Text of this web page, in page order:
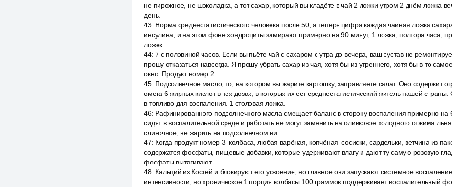
не пирожное, не шоколадка, а тот сахар, который вы кладёте в чай 2 ложки утром 2 днём ложка
день.
43: Норма среднестатистического человека после 50, а теперь цифра каждая чайная ложка
инсулина, и на этом фоне хондроциты замирают примерно на 90 минут, 1 ложка, полтора часа,
ложек.
44:7 с половиной часов. Если вы пьёте чай с сахаром с утра до вечера, ваш сустав не
прошу отказаться навсегда. Я прошу убрать сахар из чая, хотя бы из утреннего, хотя бы в то
окно. Продукт номер 2.
45: Подсолнечное масло, то, на котором вы жарите картошку, заправляете салат. Оно содержит
омега 6 жирных кислот в тех дозах, в которых их ест среднестатистический житель нашей
в топливо для воспаления. 1 столовая ложка.
46: Рафинированного подсолнечного масла смещает баланс в сторону воспаления примерно на
сидят в воспалительной среде и работать не могут заменить на оливковое холодного отжима
сливочное, не жарить на подсолнечном ни.
47: Когда продукт номер 3, колбаса, любая варёная, копчёная, сосиски, сардельки, ветчина из
содержатся фосфаты, пищевые добавки, которые удерживают влагу и дают ту самую розовую
фосфаты вытягивают.
48: Кальций из Костей и блокируют его усвоение, но главное они запускают системное
интенсивности, но хроническое 1 порция колбасы 100 граммов поддерживает воспалительный